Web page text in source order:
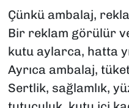
Çünkü ambalaj,
Bir reklam görülür
kutu aylarca, hatta
Ayrıca ambalaj,
Sertlik, sağlamlık,